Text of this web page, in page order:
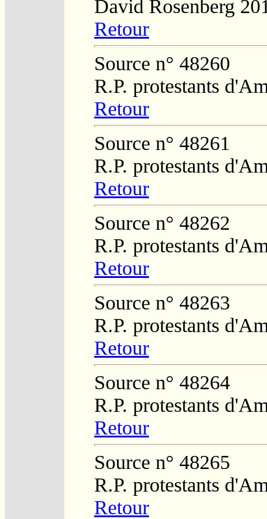
David Rosenberg
Retour
Source n° 48260
R.P. protestants
Retour
Source n° 48261
R.P. protestants
Retour
Source n° 48262
R.P. protestants
Retour
Source n° 48263
R.P. protestants
Retour
Source n° 48264
R.P. protestants
Retour
Source n° 48265
R.P. protestants
Retour